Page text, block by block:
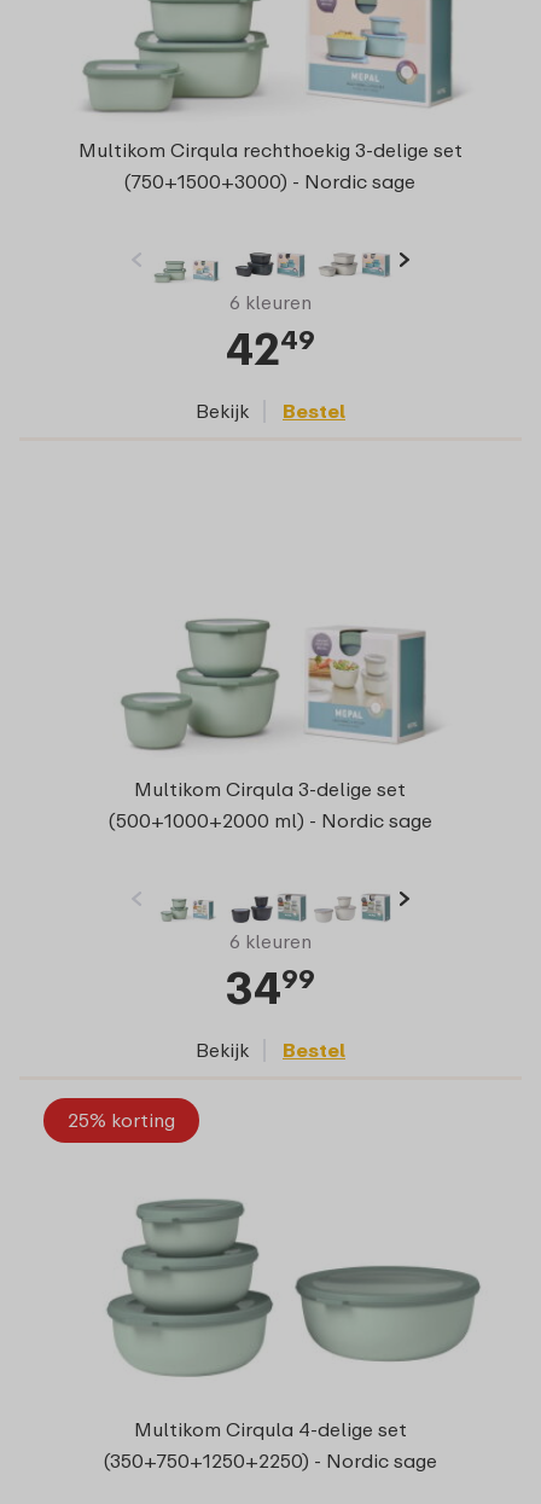
Multikom Cirqula rechthoekig 3-delige set
(750+1500+3000) - Nordic sage
6 kleuren
4249
Bekijk Bestel
Multikom Cirqula 3-delige set
(500+1000+2000 ml) - Nordic sage
6 kleuren
3499
Bekijk Bestel
25% korting
Multikom Cirqula 4-delige set
(350+750+1250+2250) - Nordic sage